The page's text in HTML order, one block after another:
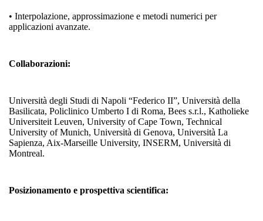
• Interpolazione, approssimazione e metodi numerici per
applicazioni avanzate.
Collaborazioni:
Università degli Studi di Napoli “Federico II”, Università della
Basilicata, Policlinico Umberto I di Roma, Bees s.r.l., Katholieke
Universiteit Leuven, University of Cape Town, Technical
University of Munich, Università di Genova, Università La
Sapienza, Aix-Marseille University, INSERM, Università di
Montreal.
Posizionamento e prospettiva scientifica: